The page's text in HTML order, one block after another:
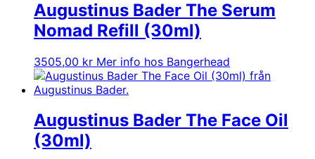
Augustinus Bader The Serum
Nomad Refill (30ml)
3505,00 kr Mer info hos Bangerhead
Augustinus Bader The Face Oil
(30ml)